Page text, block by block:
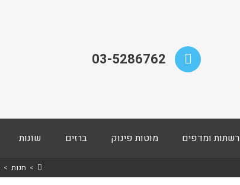
03-5286762
רשתות ומדפים מוטות פינוק ברזים שונות
> חנות >